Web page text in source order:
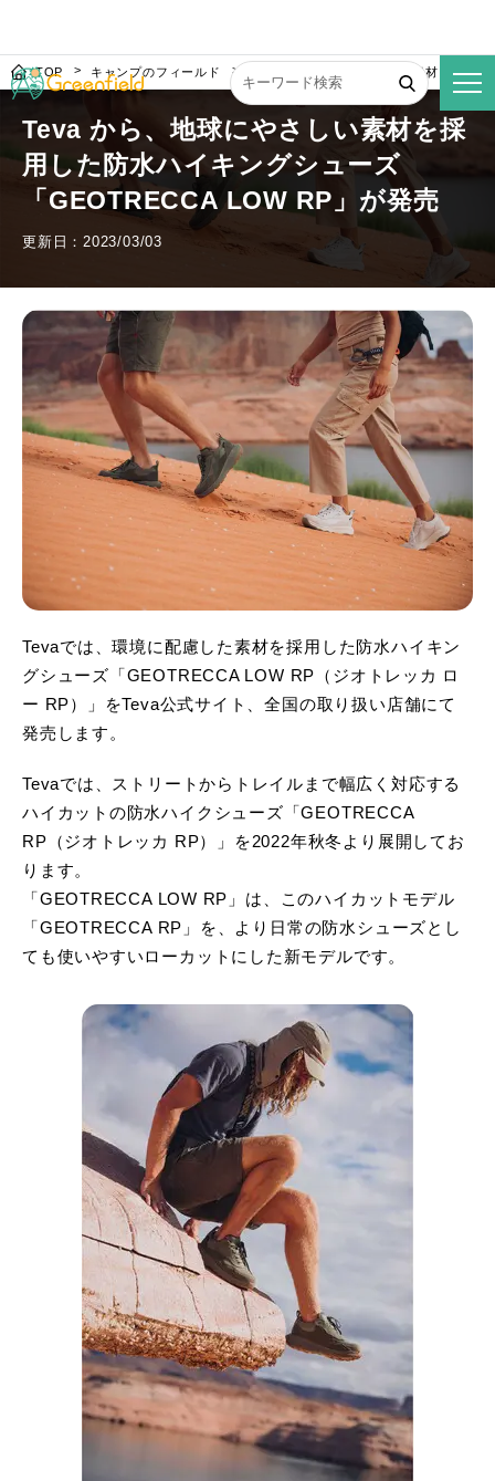
TOP キャンプのフィールド Teva から、地球にやさしい素材を採用
Teva から、地球にやさしい素材を採
用した防水ハイキングシューズ
「GEOTRECCA LOW RP」が発売
更新日：2023/03/03
Tevaでは、環境に配慮した素材を採用した防水ハイキン
グシューズ「GEOTRECCA LOW RP（ジオトレッカ ロ
ー RP）」をTeva公式サイト、全国の取り扱い店舗にて
発売します。
Tevaでは、ストリートからトレイルまで幅広く対応する
ハイカットの防水ハイクシューズ「GEOTRECCA
RP（ジオトレッカ RP）」を2022年秋冬より展開してお
ります。
「GEOTRECCA LOW RP」は、このハイカットモデル
「GEOTRECCA RP」を、より日常の防水シューズとし
ても使いやすいローカットにした新モデルです。